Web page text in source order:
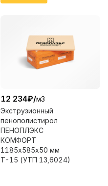
12 234₽/м3
Экструзионный
пенополистирол
ПЕНОПЛЭКС
КОМФОРТ
1185х585х50 мм
Т-15 (УТП 13,6024)